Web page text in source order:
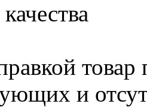
товар
и